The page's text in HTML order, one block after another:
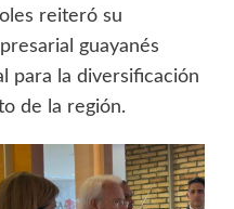
reiteró su
guayanés
para la diversificación
de la región.